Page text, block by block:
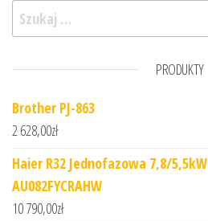
Szukaj:
PRODUKTY
Brother PJ-863
2 628,00zł
Haier R32 Jednofazowa 7,8/5,5kW
AU082FYCRAHW
10 790,00zł